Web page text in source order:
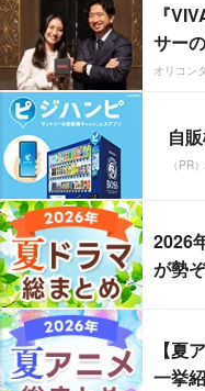
『
サー
オリコン
自
（PR
2026
が勢
【夏
一挙